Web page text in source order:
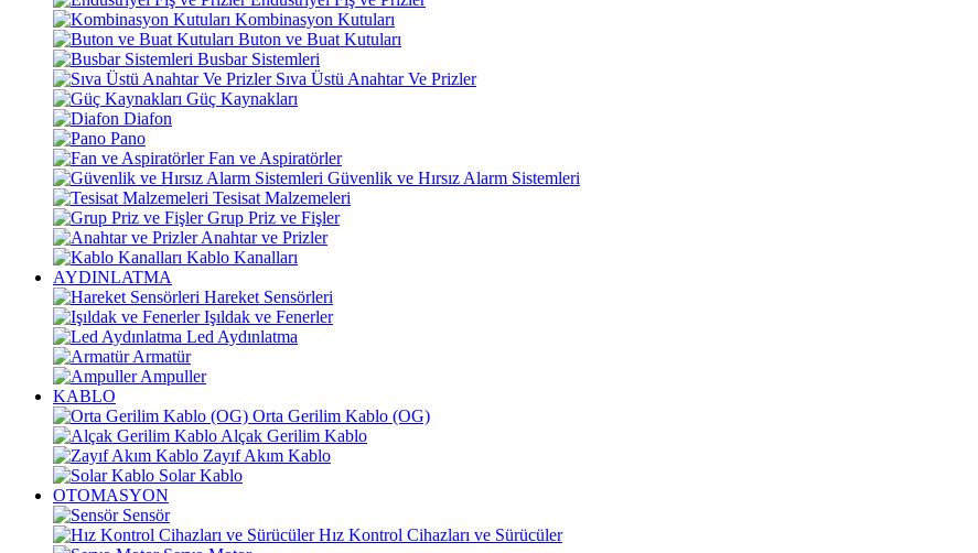
Kombinasyon Kutuları
Buton ve Buat Kutuları
Busbar Sistemleri
Sıva Üstü Anahtar Ve Prizler
Güç Kaynakları
Diafon
Pano
Fan ve Aspiratörler
Güvenlik ve Hırsız Alarm Sistemleri
Tesisat Malzemeleri
Grup Priz ve Fişler
Anahtar ve Prizler
Kablo Kanalları
AYDINLATMA
Hareket Sensörleri
Işıldak ve Fenerler
Led Aydınlatma
Armatür
Ampuller
KABLO
Orta Gerilim Kablo (OG)
Alçak Gerilim Kablo
Zayıf Akım Kablo
Solar Kablo
OTOMASYON
Sensör
Hız Kontrol Cihazları ve Sürücüler